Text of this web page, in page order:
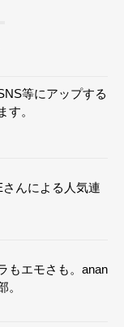
等にアップする
す。
んによる人気連
もエモさも。anan
。